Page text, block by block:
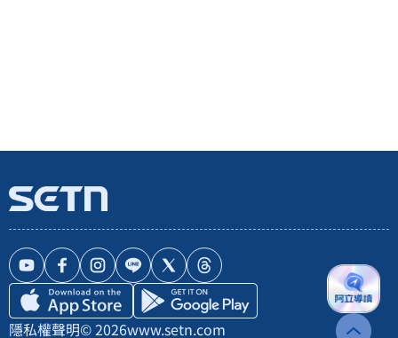
隱私權聲明© 2026www.setn.com